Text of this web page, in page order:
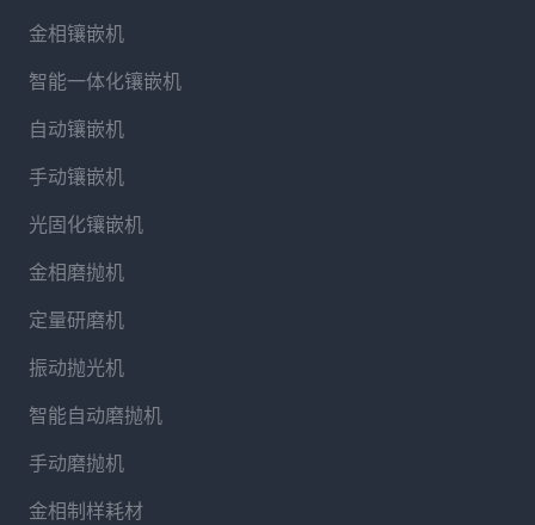
金相镶嵌机
智能一体化镶嵌机
自动镶嵌机
手动镶嵌机
光固化镶嵌机
金相磨抛机
定量研磨机
振动抛光机
智能自动磨抛机
手动磨抛机
金相制样耗材